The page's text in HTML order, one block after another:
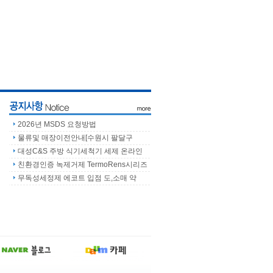
2026년 MSDS 요청방법
물류및 매장이전안내[수원시 팔달구
대성C&S 주방 식기세척기 세제 온라인
친환경인증 녹제거제 TermoRens시리즈
무독성세정제 에코트 입점 도,소매 약